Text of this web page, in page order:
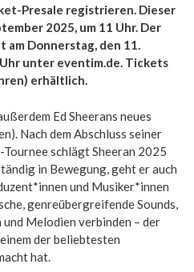
Presale registrieren. Dieser
2025, um 11 Uhr. Der
Donnerstag, den 11.
unter eventim.de. Tickets
erhältlich.
Ed Sheerans neues
Nach dem Abschluss seiner
schlägt Sheeran 2025
in Bewegung, geht er auch
und Musiker*innen
genreübergreifende Sounds,
Melodien verbinden – der
der beliebtesten
hat.